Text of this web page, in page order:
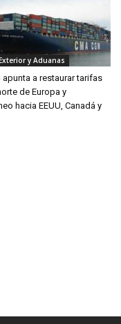
y Aduanas
apunta a restaurar tarifas
de Europa y
hacia EEUU, Canadá y